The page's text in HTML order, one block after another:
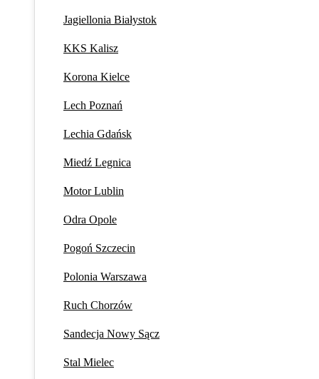
Jagiellonia Białystok
KKS Kalisz
Korona Kielce
Lech Poznań
Lechia Gdańsk
Miedź Legnica
Motor Lublin
Odra Opole
Pogoń Szczecin
Polonia Warszawa
Ruch Chorzów
Sandecja Nowy Sącz
Stal Mielec